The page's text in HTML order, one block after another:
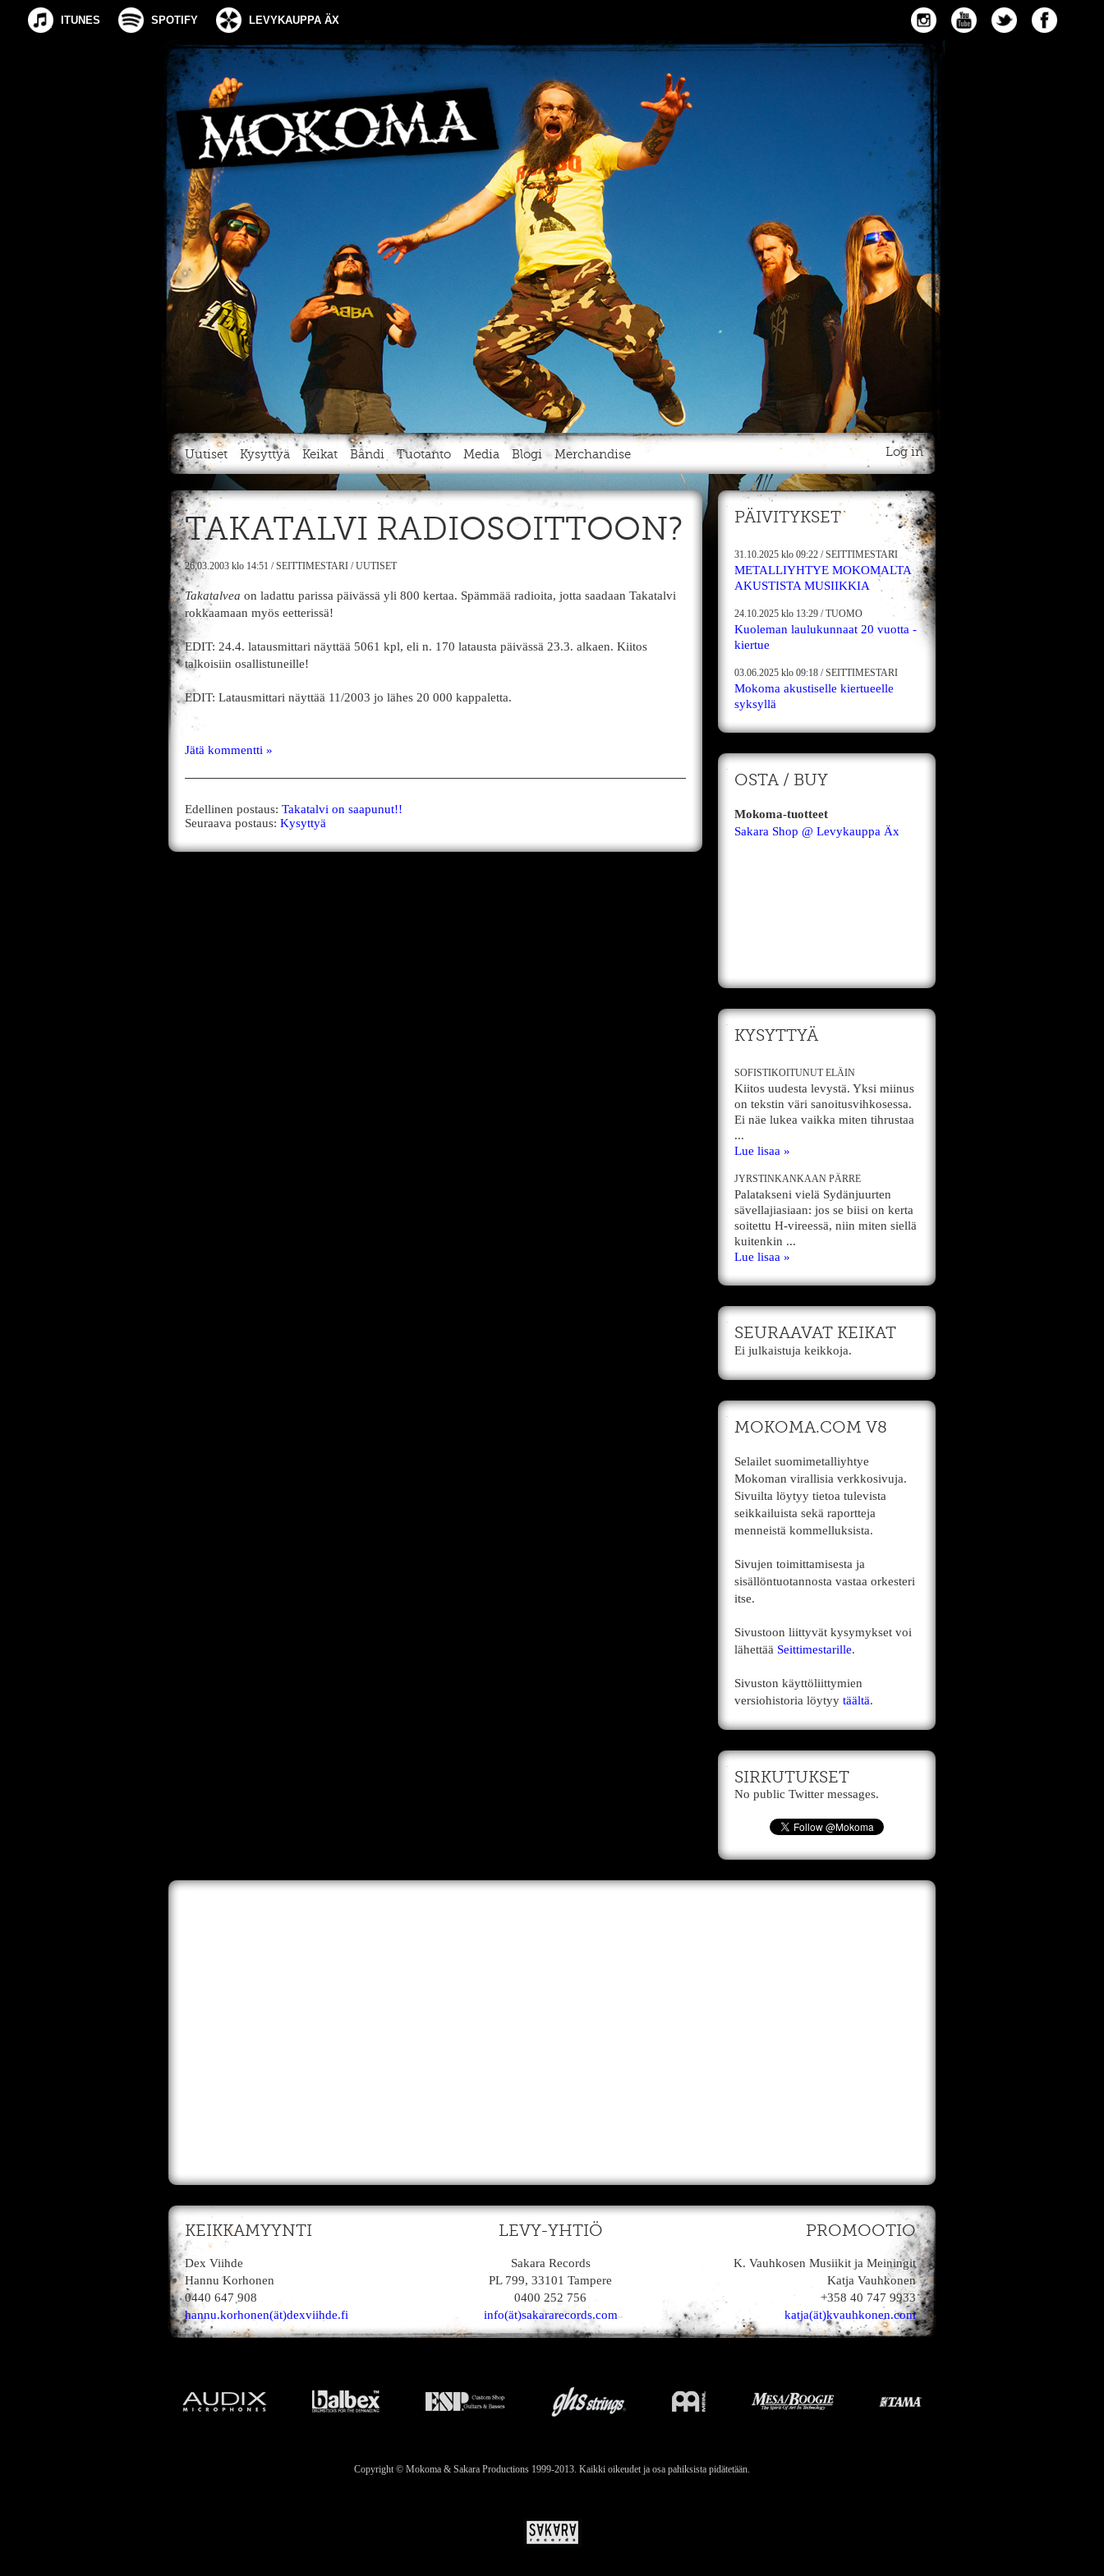
ITUNES SPOTIFY LEVYKAUPPA ÄX
Uutiset Kysyttyä Keikat Bändi Tuotanto Media Blogi Merchandise Log in
TAKATALVI RADIOSOITTOON?
26.03.2003 klo 14:51 /SEITTIMESTARI /UUTISET
Takatalvea on ladattu parissa päivässä yli 800 kertaa. Spämmää radioita, jotta saadaan Takatalvi
rokkaamaan myös eetterissä!
EDIT: 24.4. latausmittari näyttää 5061 kpl, eli n. 170 latausta päivässä 23.3. alkaen. Kiitos
talkoisiin osallistuneille!
EDIT: Latausmittari näyttää 11/2003 jo lähes 20 000 kappaletta.
Jätä kommentti »
Edellinen postaus: Takatalvi on saapunut!!
Seuraava postaus: Kysyttyä
PÄIVITYKSET
31.10.2025 klo 09:22 /SEITTIMESTARI
METALLIYHTYE MOKOMALTA
AKUSTISTA MUSIIKKIA
24.10.2025 klo 13:29 /TUOMO
Kuoleman laulukunnaat 20 vuotta -
kiertue
03.06.2025 klo 09:18 /SEITTIMESTARI
Mokoma akustiselle kiertueelle
syksyllä
OSTA / BUY
Mokoma-tuotteet
Sakara Shop @ Levykauppa Äx
KYSYTTYÄ
SOFISTIKOITUNUT ELÄIN
Kiitos uudesta levystä. Yksi miinus
on tekstin väri sanoitusvihkosessa.
Ei näe lukea vaikka miten tihrustaa
...
Lue lisaa »
JYRSTINKANKAAN PÄRRE
Palatakseni vielä Sydänjuurten
sävellajiasiaan: jos se biisi on kerta
soitettu H-vireessä, niin miten siellä
kuitenkin ...
Lue lisaa »
SEURAAVAT KEIKAT
Ei julkaistuja keikkoja.
MOKOMA.COM V8
Selailet suomimetalliyhtye
Mokoman virallisia verkkosivuja.
Sivuilta löytyy tietoa tulevista
seikkailuista sekä raportteja
menneistä kommelluksista.
Sivujen toimittamisesta ja
sisällöntuotannosta vastaa orkesteri
itse.
Sivustoon liittyvät kysymykset voi
lähettää Seittimestarille.
Sivuston käyttöliittymien
versiohistoria löytyy täältä.
SIRKUTUKSET
No public Twitter messages.
KEIKKAMYYNTI
Dex Viihde
Hannu Korhonen
0440 647 908
hannu.korhonen(ät)dexviihde.fi
LEVY-YHTIÖ
Sakara Records
PL 799, 33101 Tampere
0400 252 756
info(ät)sakararecords.com
PROMOOTIO
K. Vauhkosen Musiikit ja Meiningit
Katja Vauhkonen
+358 40 747 9933
katja(ät)kvauhkonen.com
Copyright © Mokoma & Sakara Productions 1999-2013. Kaikki oikeudet ja osa pahiksista pidätetään.